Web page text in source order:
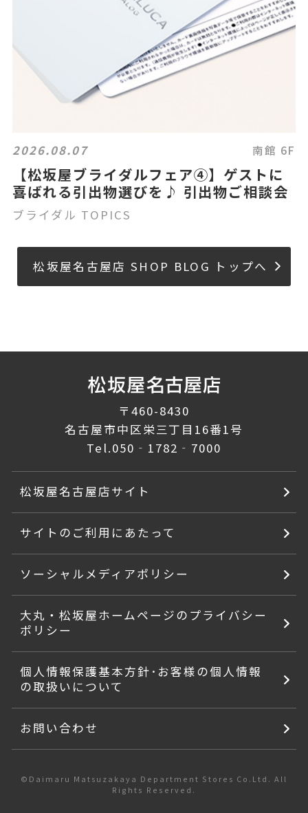
2026.08.07 南館 6F
【松坂屋ブライダルフェア④】ゲストに
喜ばれる引出物選びを♪ 引出物ご相談会
ブライダル TOPICS
松坂屋名古屋店 SHOP BLOG トップへ
〒460-8430
名古屋市中区栄三丁目16番1号
Tel.050‐1782‐7000
松坂屋名古屋店サイト
サイトのご利用にあたって
ソーシャルメディアポリシー
大丸・松坂屋ホームページのプライバシー
ポリシー
個人情報保護基本方針･お客様の個人情報
の取扱いについて
お問い合わせ
©Daimaru Matsuzakaya Department Stores Co.Ltd. All
Rights Reserved.